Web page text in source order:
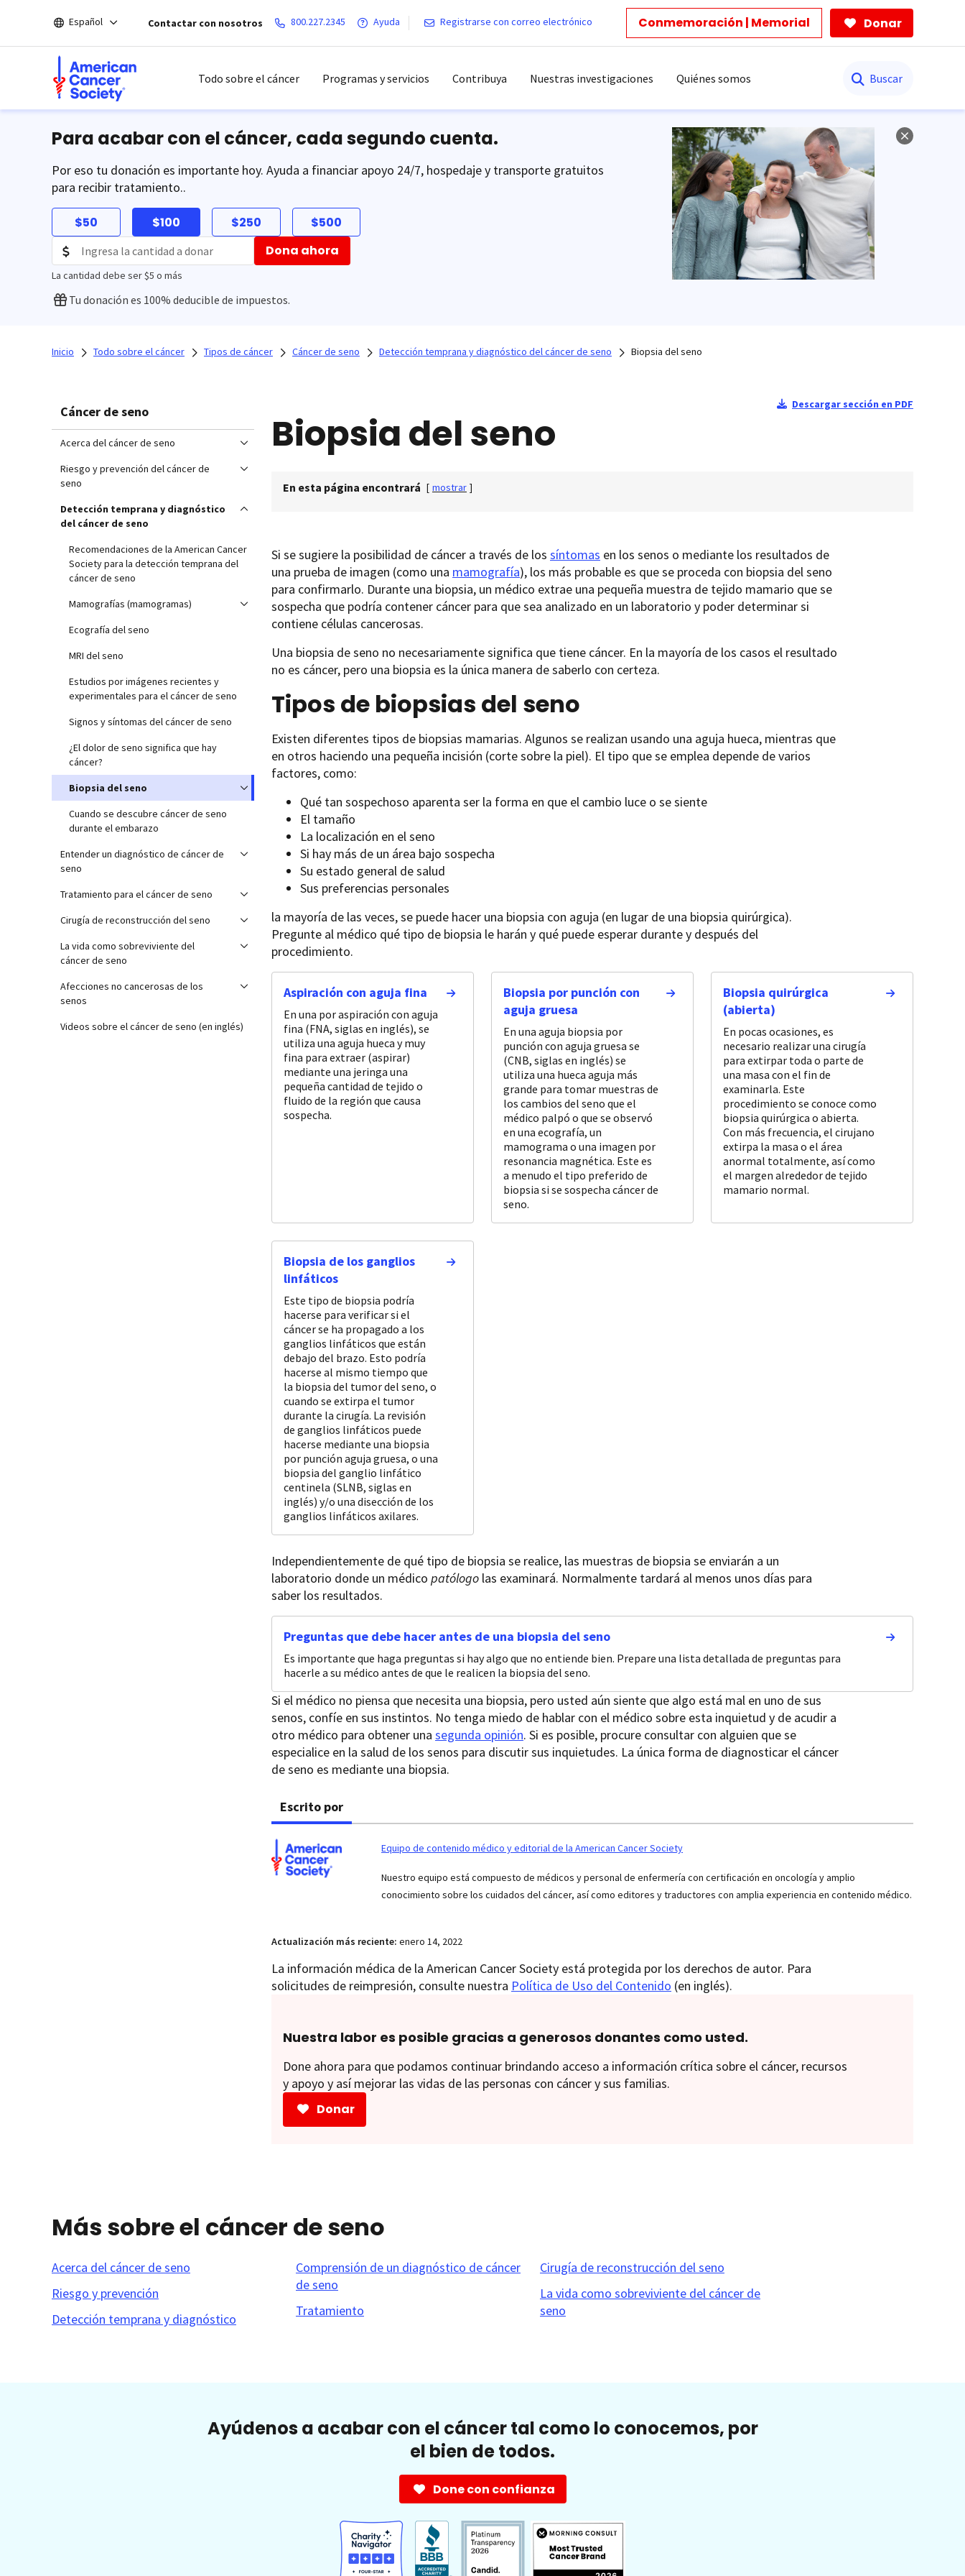
el
Español Contactar con nosotros 800.227.2345 Ayuda Registrarse con correo electrónico Conmemoración | Memorial Donar
Todo sobre el cáncer Programas y servicios Contribuya Nuestras investigaciones Quiénes somos
Para acabar con el cáncer, cada segundo cuenta.
Por eso tu donación es importante hoy. Ayuda a financiar apoyo 24/7, hospedaje y transporte gratuitos
para recibir tratamiento..
$50 $100 $250 $500
La cantidad debe ser $5 o más
Dona ahora
Tu donación es 100% deducible de impuestos.
Inicio Todo sobre el cáncer Tipos de cáncer Cáncer de seno Detección temprana y diagnóstico del cáncer de seno Biopsia del seno
Cáncer de seno
Acerca del cáncer de seno
Riesgo y prevención del cáncer de
seno
Detección temprana y diagnóstico
del cáncer de seno
Recomendaciones de la American Cancer
Society para la detección temprana del
cáncer de seno
Mamografías (mamogramas)
Ecografía del seno
MRI del seno
Estudios por imágenes recientes y
experimentales para el cáncer de seno
Signos y síntomas del cáncer de seno
¿El dolor de seno significa que hay
cáncer?
Biopsia del seno
Cuando se descubre cáncer de seno
durante el embarazo
Entender un diagnóstico de cáncer de
seno
Tratamiento para el cáncer de seno
Cirugía de reconstrucción del seno
La vida como sobreviviente del
cáncer de seno
Afecciones no cancerosas de los
senos
Videos sobre el cáncer de seno (en inglés)
Descargar sección en PDF
Biopsia del seno
En esta página encontrará [ mostrar ]
Si se sugiere la posibilidad de cáncer a través de los síntomas en los senos o mediante los resultados de
una prueba de imagen (como una mamografía), los más probable es que se proceda con biopsia del seno
para confirmarlo. Durante una biopsia, un médico extrae una pequeña muestra de tejido mamario que se
sospecha que podría contener cáncer para que sea analizado en un laboratorio y poder determinar si
contiene células cancerosas.
Una biopsia de seno no necesariamente significa que tiene cáncer. En la mayoría de los casos el resultado
no es cáncer, pero una biopsia es la única manera de saberlo con certeza.
Tipos de biopsias del seno
Existen diferentes tipos de biopsias mamarias. Algunos se realizan usando una aguja hueca, mientras que
en otros haciendo una pequeña incisión (corte sobre la piel). El tipo que se emplea depende de varios
factores, como:
Qué tan sospechoso aparenta ser la forma en que el cambio luce o se siente
El tamaño
La localización en el seno
Si hay más de un área bajo sospecha
Su estado general de salud
Sus preferencias personales
la mayoría de las veces, se puede hacer una biopsia con aguja (en lugar de una biopsia quirúrgica).
Pregunte al médico qué tipo de biopsia le harán y qué puede esperar durante y después del
procedimiento.
Aspiración con aguja fina
En una por aspiración con aguja
fina (FNA, siglas en inglés), se
utiliza una aguja hueca y muy
fina para extraer (aspirar)
mediante una jeringa una
pequeña cantidad de tejido o
fluido de la región que causa
sospecha.
Biopsia por punción con
aguja gruesa
En una aguja biopsia por
punción con aguja gruesa se
(CNB, siglas en inglés) se
utiliza una hueca aguja más
grande para tomar muestras de
los cambios del seno que el
médico palpó o que se observó
en una ecografía, un
mamograma o una imagen por
resonancia magnética. Este es
a menudo el tipo preferido de
biopsia si se sospecha cáncer de
seno.
Biopsia quirúrgica
(abierta)
En pocas ocasiones, es
necesario realizar una cirugía
para extirpar toda o parte de
una masa con el fin de
examinarla. Este
procedimiento se conoce como
biopsia quirúrgica o abierta.
Con más frecuencia, el cirujano
extirpa la masa o el área
anormal totalmente, así como
el margen alrededor de tejido
mamario normal.
Biopsia de los ganglios
linfáticos
Este tipo de biopsia podría
hacerse para verificar si el
cáncer se ha propagado a los
ganglios linfáticos que están
debajo del brazo. Esto podría
hacerse al mismo tiempo que
la biopsia del tumor del seno, o
cuando se extirpa el tumor
durante la cirugía. La revisión
de ganglios linfáticos puede
hacerse mediante una biopsia
por punción aguja gruesa, o una
biopsia del ganglio linfático
centinela (SLNB, siglas en
inglés) y/o una disección de los
ganglios linfáticos axilares.
Independientemente de qué tipo de biopsia se realice, las muestras de biopsia se enviarán a un
laboratorio donde un médico patólogo las examinará. Normalmente tardará al menos unos días para
saber los resultados.
Preguntas que debe hacer antes de una biopsia del seno
Es importante que haga preguntas si hay algo que no entiende bien. Prepare una lista detallada de preguntas para
hacerle a su médico antes de que le realicen la biopsia del seno.
Si el médico no piensa que necesita una biopsia, pero usted aún siente que algo está mal en uno de sus
senos, confíe en sus instintos. No tenga miedo de hablar con el médico sobre esta inquietud y de acudir a
otro médico para obtener una segunda opinión. Si es posible, procure consultar con alguien que se
especialice en la salud de los senos para discutir sus inquietudes. La única forma de diagnosticar el cáncer
de seno es mediante una biopsia.
Escrito por
Equipo de contenido médico y editorial de la American Cancer Society
Nuestro equipo está compuesto de médicos y personal de enfermería con certificación en oncología y amplio
conocimiento sobre los cuidados del cáncer, así como editores y traductores con amplia experiencia en contenido médico.
Actualización más reciente: enero 14, 2022
La información médica de la American Cancer Society está protegida por los derechos de autor. Para
solicitudes de reimpresión, consulte nuestra Política de Uso del Contenido (en inglés).
Nuestra labor es posible gracias a generosos donantes como usted.
Done ahora para que podamos continuar brindando acceso a información crítica sobre el cáncer, recursos
y apoyo y así mejorar las vidas de las personas con cáncer y sus familias.
Donar
Más sobre el cáncer de seno
Acerca del cáncer de seno
Riesgo y prevención
Detección temprana y diagnóstico
Comprensión de un diagnóstico de cáncer
de seno
Tratamiento
Cirugía de reconstrucción del seno
La vida como sobreviviente del cáncer de
seno
Ayúdenos a acabar con el cáncer tal como lo conocemos, por
el bien de todos.
Done con confianza